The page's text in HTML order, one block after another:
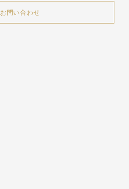
お問い合わせ